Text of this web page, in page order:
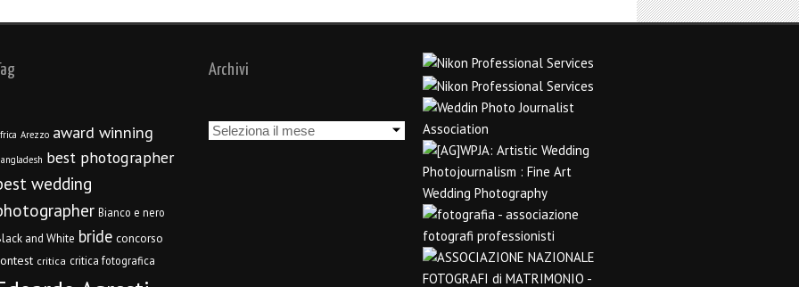
Arezzo award winning
best photographer
wedding
Bianco e nero
and White bride concorso
critica critica fotografica
Archivi
Archivi